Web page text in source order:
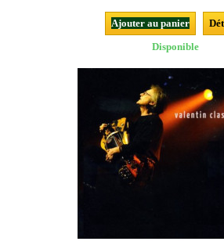
Ajouter au panier
Disponible